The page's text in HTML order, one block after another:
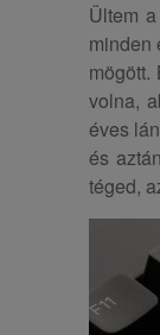
Ültem
minden
mögött.
volna,
éves
és
téged,